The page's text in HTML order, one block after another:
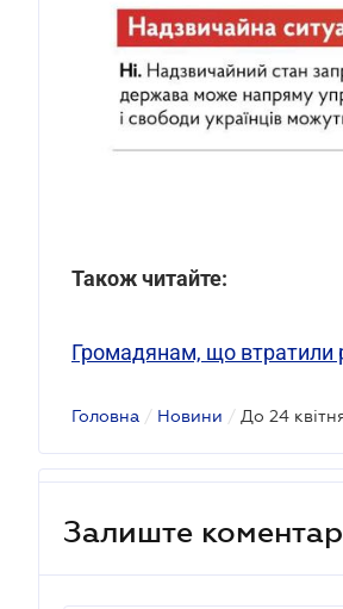
Також читайте:
Громадянам, що втратили
Головна / Новини / До 24
Залиште коментар